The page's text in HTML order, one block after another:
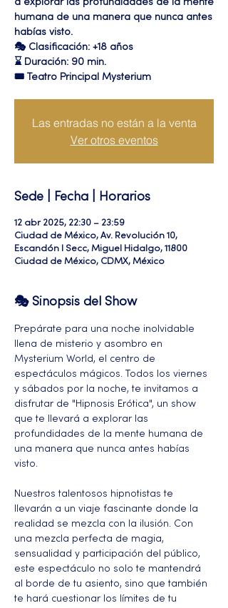
a explorar las profundidades de la mente
humana de una manera que nunca antes
habías visto.
🎭 Clasificación: +18 años
⌛ Duración: 90 min.
🎟 Teatro Principal Mysterium
Las entradas no están a la venta
Ver otros eventos
Sede | Fecha | Horarios
12 abr 2025, 22:30 – 23:59
Ciudad de México, Av. Revolución 10,
Escandón I Secc, Miguel Hidalgo, 11800
Ciudad de México, CDMX, México
🎭 Sinopsis del Show
Prepárate para una noche inolvidable
llena de misterio y asombro en
Mysterium World, el centro de
espectáculos mágicos. Todos los viernes
y sábados por la noche, te invitamos a
disfrutar de "Hipnosis Erótica", un show
que te llevará a explorar las
profundidades de la mente humana de
una manera que nunca antes habías
visto.
Nuestros talentosos hipnotistas te
llevarán a un viaje fascinante donde la
realidad se mezcla con la ilusión. Con
una mezcla perfecta de magia,
sensualidad y participación del público,
este espectáculo no solo te mantendrá
al borde de tu asiento, sino que también
te hará cuestionar los límites de tu